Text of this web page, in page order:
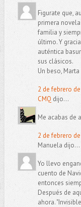
Figurate que,
primera
familia y
último. Y
auténtica
sus clásicos.
Un beso, Marta
2 de febrero
CMQ dijo...
Me acabas de
2 de febrero
Manuela dijo...
Yo llevo
cuento de
entonces
Después de
ahora.